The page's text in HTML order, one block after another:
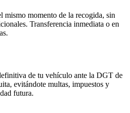
mismo momento de la recogida, sin
Transferencia inmediata o en
de tu vehículo ante la DGT de
evitándote multas, impuestos y
futura.